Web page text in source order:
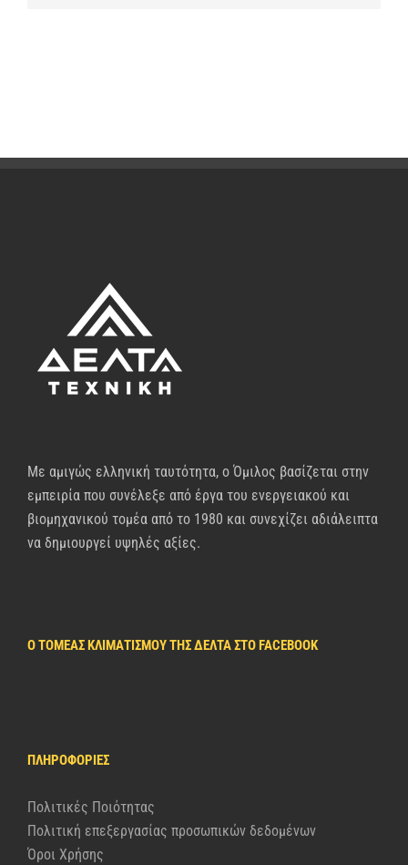
Με αμιγώς ελληνική ταυτότητα, ο Όμιλος βασίζεται στην
εμπειρία που συνέλεξε από έργα του ενεργειακού και
βιομηχανικού τομέα από το 1980 και συνεχίζει αδιάλειπτα
να δημιουργεί υψηλές αξίες.
Ο ΤΟΜΈΑΣ ΚΛΙΜΑΤΙΣΜΟΎ ΤΗΣ ΔΈΛΤΑ ΣΤΟ FACEBOOK
ΠΛΗΡΟΦΟΡΊΕΣ
Πολιτικές Ποιότητας
Πολιτική επεξεργασίας προσωπικών δεδομένων
Όροι Χρήσης